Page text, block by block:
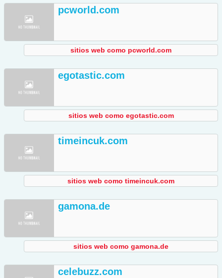
pcworld.com
sitios web como pcworld.com
egotastic.com
sitios web como egotastic.com
timeincuk.com
sitios web como timeincuk.com
gamona.de
sitios web como gamona.de
celebuzz.com